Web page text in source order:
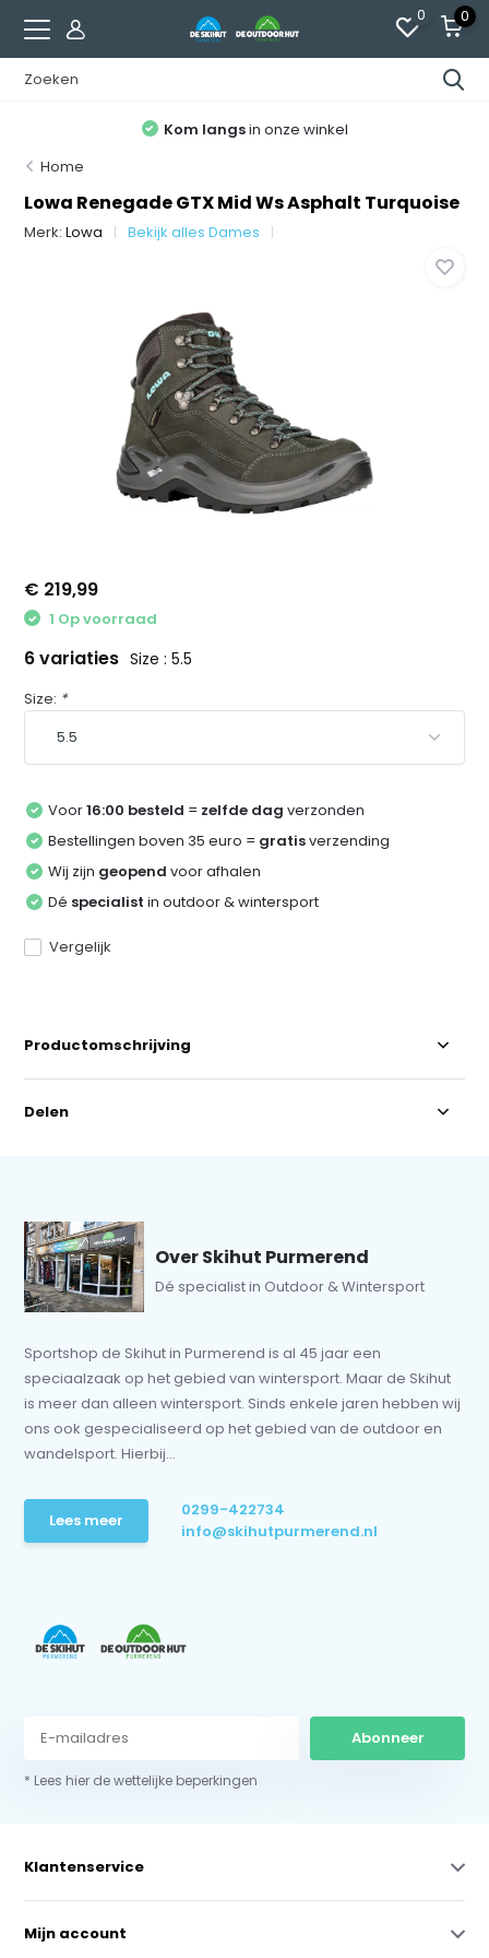
0 0
Kom langsin onze winkel
Home
Lowa Renegade GTX Mid Ws Asphalt Turquoise
Merk:Lowa Bekijk alles Dames
€ 219,99
1 Op voorraad
6 variaties Size : 5.5
Size: *
Voor16:00 besteld = zelfde dag verzonden
Bestellingen boven 35 euro = gratisverzending
Wij zijn geopend voor afhalen
Dé specialist in outdoor & wintersport
Vergelijk
Productomschrijving
Delen
Over Skihut Purmerend
Dé specialist in Outdoor & Wintersport
Sportshop de Skihut in Purmerend is al 45 jaar een
speciaalzaak op het gebied van wintersport. Maar de Skihut
is meer dan alleen wintersport. Sinds enkele jaren hebben wij
ons ook gespecialiseerd op het gebied van de outdoor en
wandelsport. Hierbij...
Lees meer
0299-422734
info@skihutpurmerend.nl
Abonneer
* Lees hier de wettelijke beperkingen
Klantenservice
Mijn account